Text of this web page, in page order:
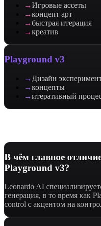
→Игровые ассеты
→концепт арт
→быстрая итерация
→креатив
Playground v3
→ Дизайн
→концепты
→итеративный
В чём главное
Playground v3?
Leonardo AI
генерация, в то время как
control с акцентом на